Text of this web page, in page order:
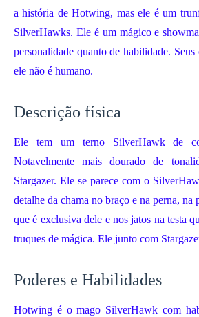
a história de Hotwing, mas ele é um
SilverHawks. Ele é um mágico e
personalidade quanto de habilidade.
ele não é humano.
Descrição física
Ele tem um terno SilverHawk de
Notavelmente mais dourado de
Stargazer. Ele se parece com o
detalhe da chama no braço e na perna, na
que é exclusiva dele e nos jatos na testa
truques de mágica. Ele junto com
Poderes e Habilidades
Hotwing é o mago SilverHawk com